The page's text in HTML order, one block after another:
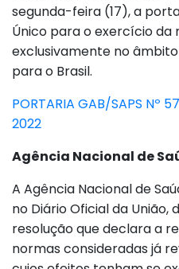
segunda-feira (17), a
Único para o exercício da
exclusivamente no
para o Brasil.
PORTARIA GAB/SAPS Nº
2022
Agência Nacional de
A Agência Nacional de
no Diário Oficial da União,
resolução que declara a
normas consideradas já